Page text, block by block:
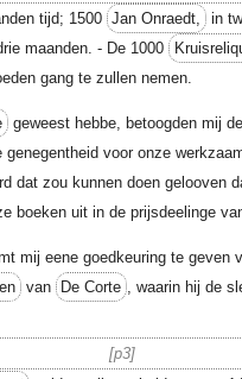
tijd; 1500 Jan Onraedt, in
maanden. - De 1000
gang te zullen nemen.
geweest hebbe, betoogden mij
genegentheid voor onze
dat zou kunnen doen gelooven
boeken uit in de prijsdeelinge
mij eene goedkeuring te geven
van De Corte , waarin hij de
p3